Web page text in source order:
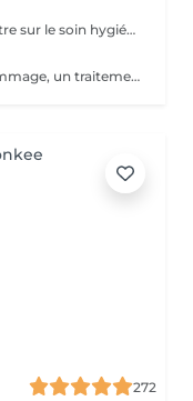
Un traitement non invasif qui se concentre sur le soin hygiénique et esthétique des ongles des pieds et de la plante des pieds après une évaluation complète de vos pieds et de vos ongles. Ce traitement est suivi d'un massage des pieds.
Un bain de pieds rafraîchissant et un gommage, un traitement des ongles et des cuticules, un massage des jambes et des pieds. Une sensation de détente et de calme accentue ce traitement. Il est suivi de l'application d'un vernis à ongles de votre choix.
272